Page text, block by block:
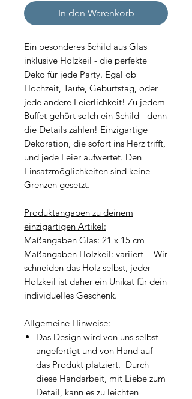
In den Warenkorb
Ein besonderes Schild aus Glas
inklusive Holzkeil - die perfekte
Deko für jede Party. Egal ob
Hochzeit, Taufe, Geburtstag, oder
jede andere Feierlichkeit! Zu jedem
Buffet gehört solch ein Schild - denn
die Details zählen! Einzigartige
Dekoration, die sofort ins Herz trifft,
und jede Feier aufwertet. Den
Einsatzmöglichkeiten sind keine
Grenzen gesetzt.
Produktangaben zu deinem
einzigartigen Artikel:
Maßangaben Glas: 21 x 15 cm
Maßangaben Holzkeil: variiert - Wir
schneiden das Holz selbst, jeder
Holzkeil ist daher ein Unikat für dein
individuelles Geschenk.
Allgemeine Hinweise:
Das Design wird von uns selbst
angefertigt und von Hand auf
das Produkt platziert. Durch
diese Handarbeit, mit Liebe zum
Detail, kann es zu leichten